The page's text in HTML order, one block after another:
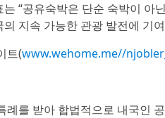
“공유숙박은 단순 숙박이 아
지속 가능한 관광 발전에 기
트(www.wehome.me//
례를 받아 합법적으로 내국인